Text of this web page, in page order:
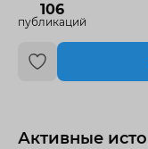
106
публикаций
Активные